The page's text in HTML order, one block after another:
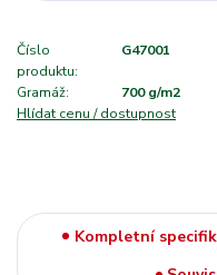
Číslo
produktu:
G47001
Gramáž:
700 g/m2
Hlídat cenu / dostupnost
Kompletní